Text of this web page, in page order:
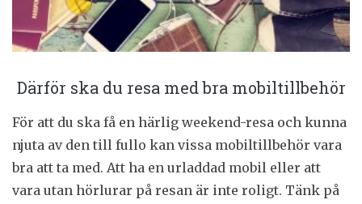
Därför ska du resa med bra mobiltillbehör
För att du ska få en härlig weekend-resa och kunna
njuta av den till fullo kan vissa mobiltillbehör vara
bra att ta med. Att ha en urladdad mobil eller att
vara utan hörlurar på resan är inte roligt. Tänk på